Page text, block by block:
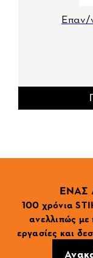
Επαν/
ΕΝΑΣ
100 χρόνια
ανελλιπώς
εργασίες και